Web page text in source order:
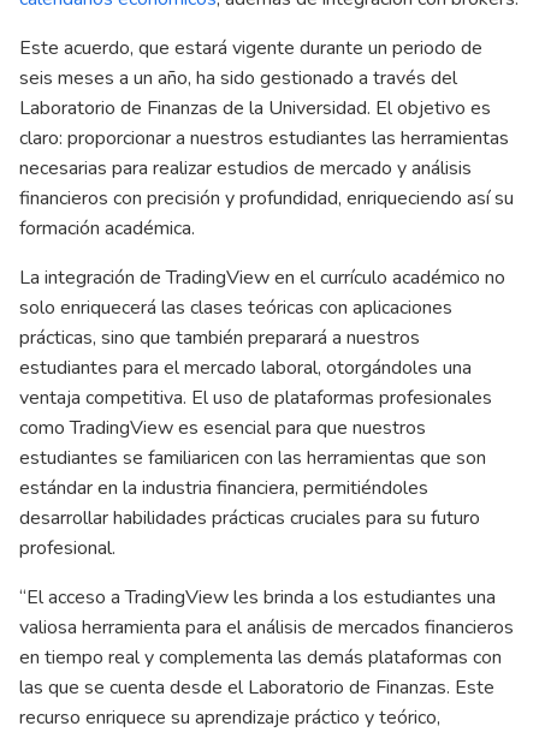
Este acuerdo, que estará vigente durante un periodo de
seis meses a un año, ha sido gestionado a través del
Laboratorio de Finanzas de la Universidad. El objetivo es
claro: proporcionar a nuestros estudiantes las herramientas
necesarias para realizar estudios de mercado y análisis
financieros con precisión y profundidad, enriqueciendo así su
formación académica.
La integración de TradingView en el currículo académico no
solo enriquecerá las clases teóricas con aplicaciones
prácticas, sino que también preparará a nuestros
estudiantes para el mercado laboral, otorgándoles una
ventaja competitiva. El uso de plataformas profesionales
como TradingView es esencial para que nuestros
estudiantes se familiaricen con las herramientas que son
estándar en la industria financiera, permitiéndoles
desarrollar habilidades prácticas cruciales para su futuro
profesional.
“El acceso a TradingView les brinda a los estudiantes una
valiosa herramienta para el análisis de mercados financieros
en tiempo real y complementa las demás plataformas con
las que se cuenta desde el Laboratorio de Finanzas. Este
recurso enriquece su aprendizaje práctico y teórico,